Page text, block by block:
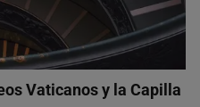
Vaticanos y la Capilla